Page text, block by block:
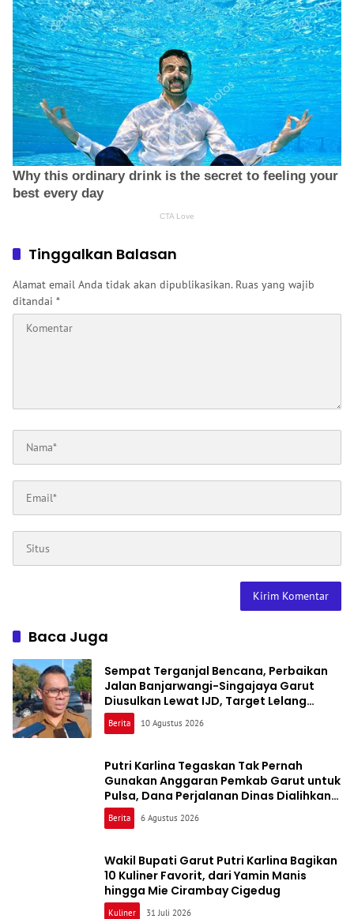
Tinggalkan Balasan
Alamat email Anda tidak akan dipublikasikan. Ruas yang wajib
ditandai *
Baca Juga
Sempat Terganjal Bencana, Perbaikan
Jalan Banjarwangi-Singajaya Garut
Diusulkan Lewat IJD, Target Lelang
Agustus 2026
Berita 10 Agustus 2026
Putri Karlina Tegaskan Tak Pernah
Gunakan Anggaran Pemkab Garut untuk
Pulsa, Dana Perjalanan Dinas Dialihkan
ke Rutilahu
Berita 6 Agustus 2026
Wakil Bupati Garut Putri Karlina Bagikan
10 Kuliner Favorit, dari Yamin Manis
hingga Mie Cirambay Cigedug
Kuliner 31 Juli 2026